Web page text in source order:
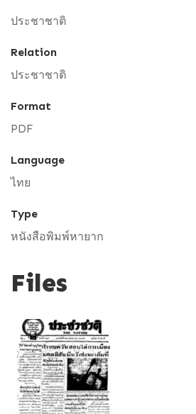
ประชาชาติ
Relation
ประชาชาติ
Format
PDF
Language
ไทย
Type
หนังสือพิมพ์หายาก
Files